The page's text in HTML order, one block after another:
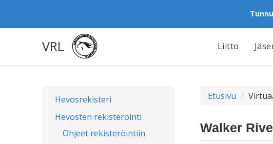
VRL Liitto
Hevosrekisteri
Hevosten rekisteröinti
Ohjeet rekisteröintiin
Etusivu
Walker